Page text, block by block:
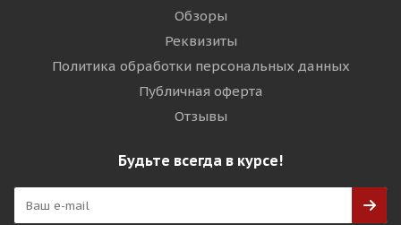
Обзоры
Реквизиты
Политика обработки персональных данных
Публичная оферта
Отзывы
Будьте всегда в курсе!